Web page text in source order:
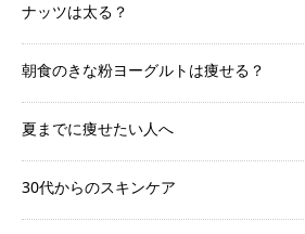
ナッツは太る？
朝食のきな粉ヨーグルトは痩せる？
夏までに痩せたい人へ
30代からのスキンケア